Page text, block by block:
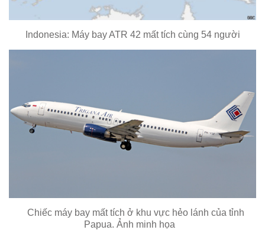
Indonesia: Máy bay ATR 42 mất tích cùng 54 người
Chiếc máy bay mất tích ở khu vực hẻo lánh của tỉnh
Papua. Ảnh minh họa